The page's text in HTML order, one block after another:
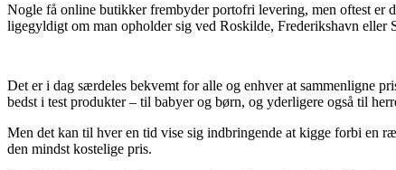
Nogle få online butikker frembyder portofri levering, men oftest er
ligegyldigt om man opholder sig ved Roskilde, Frederikshavn
Det er i dag særdeles bekvemt for alle og enhver at sammenligne
bedst i test produkter – til babyer og børn, og yderligere også til
Men det kan til hver en tid vise sig indbringende at kigge forbi en
den mindst kostelige pris.